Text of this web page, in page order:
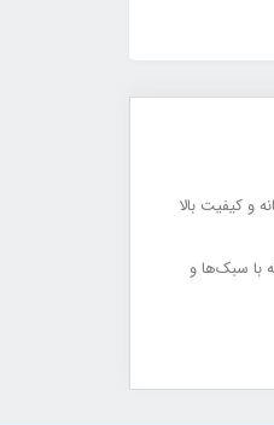
و کیفیت بالا
با سبک‌ها و